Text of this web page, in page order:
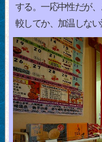
する。一応中性だが
較してか、加温しない